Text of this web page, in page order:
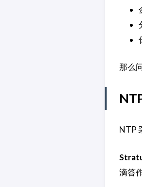
那么
NTP
滴答